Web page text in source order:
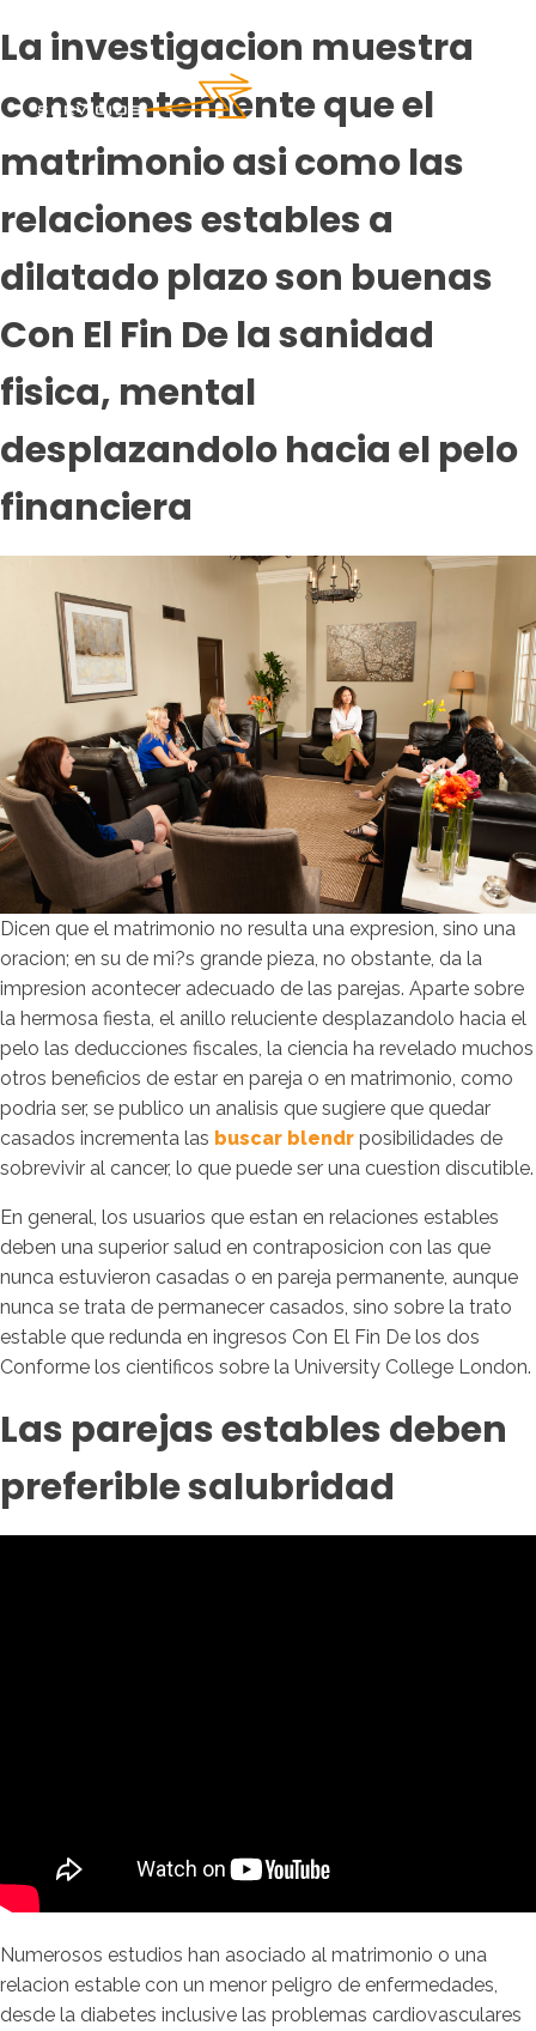
La investigacion muestra
constantemente que el
matrimonio asi como las
relaciones estables a
dilatado plazo son buenas
Con El Fin De la sanidad
fisica, mental
desplazandolo hacia el pelo
financiera
Dicen que el matrimonio no resulta una expresion, sino una
oracion; en su de mi?s grande pieza, no obstante, da la
impresion acontecer adecuado de las parejas. Aparte sobre
la hermosa fiesta, el anillo reluciente desplazandolo hacia el
pelo las deducciones fiscales, la ciencia ha revelado muchos
otros beneficios de estar en pareja o en matrimonio, como
podria ser, se publico un analisis que sugiere que quedar
casados incrementa las buscar blendr posibilidades de
sobrevivir al cancer, lo que puede ser una cuestion discutible.
En general, los usuarios que estan en relaciones estables
deben una superior salud en contraposicion con las que
nunca estuvieron casadas o en pareja permanente, aunque
nunca se trata de permanecer casados, sino sobre la trato
estable que redunda en ingresos Con El Fin De los dos
Conforme los cientificos sobre la University College London.
Las parejas estables deben
preferible salubridad
Numerosos estudios han asociado al matrimonio o una
relacion estable con un menor peligro de enfermedades,
desde la diabetes inclusive las problemas cardiovasculares